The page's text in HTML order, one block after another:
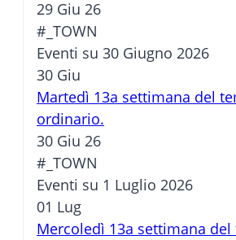
29 Giu 26
#_TOWN
Eventi su 30 Giugno 2026
30 Giu
Martedì 13a settimana del
ordinario.
30 Giu 26
#_TOWN
Eventi su 1 Luglio 2026
01 Lug
Mercoledì 13a settimana del